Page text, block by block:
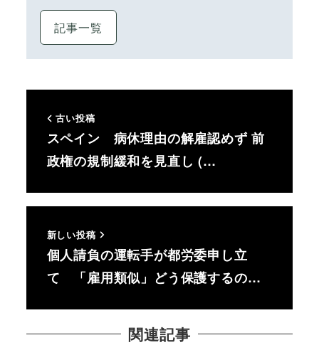
記事一覧
古い投稿
スペイン 病休理由の解雇認めず 前
政権の規制緩和を見直し (…
新しい投稿
個人請負の運転手が都労委申し立
て 「雇用類似」どう保護するの…
関連記事